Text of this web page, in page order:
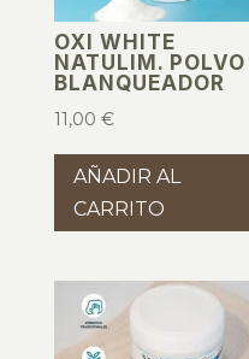
OXI WHITE
NATULIM. POLVO
BLANQUEADOR
11,00 €
AÑADIR AL
CARRITO